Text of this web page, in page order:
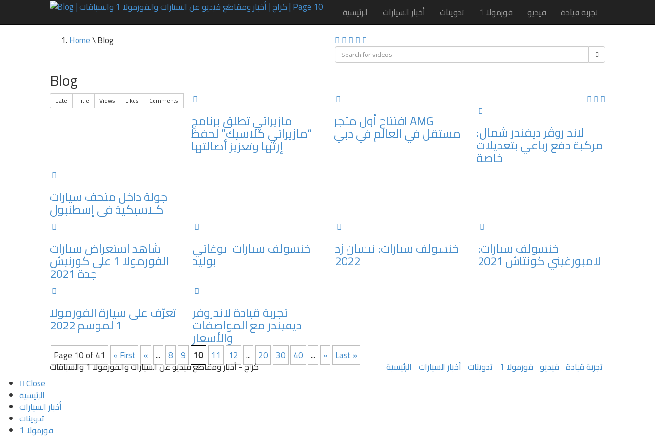
الرئيسية أخبار السيارات تدوينات فورمولا 1 فيديو
تجربة قيادة
Home\ Blog
Blog
Date Title Views Likes Comments
مازيراتي تطلق برنامج
“مازيراتي كلاسيك” لحفظ
إرثها وتعزيز أصالتها
افتتاح أول متجر AMG
مستقل في العالم في دبي لاند روڤر ديفندر شَمال:
مركبة دفع رباعي بتعديلات
خاصة
جولة داخل متحف سيارات
كلاسيكية في إسطنبول
شاهد استعراض سيارات
الفورمولا 1 على كورنيش
جدة 2021
خنسولف سيارات: بوغاتي
بوليد
خنسولف سيارات: نيسان زد
2022
خنسولف سيارات:
لامبورغيني كونتاش 2021
تعرّف على سيارة الفورمولا
1 لموسم 2022
تجربة قيادة لاندروفر
ديفيندر مع المواصفات
والأسعار
Page 10 of 41 « First « ... 8 9 10 11 12 ... 20 30 40 ... » Last »
كراج - أخبار ومقاطع فيديو عن السيارات والفورمولا 1 والسباقات الرئيسية أخبار السيارات تدوينات فورمولا 1 فيديو تجربة قيادة
Close
الرئيسية
أخبار السيارات
تدوينات
فورمولا 1